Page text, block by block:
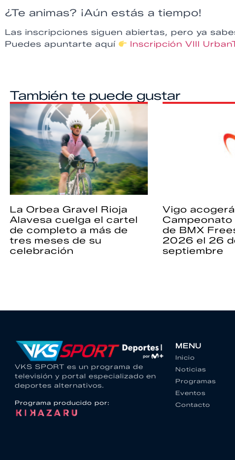
¿Te animas? ¡Aún estás a tiempo!
Las inscripciones siguen abiertas, pero ya
Puedes apuntarte aquí
Inscripción VIII
También te puede gustar
La Orbea Gravel Rioja
Alavesa cuelga el cartel
de completo a más de
tres meses de su
celebración
Vigo
Campeonato
de BMX
2026 el 26
septiembre
VKS SPORT es un programa de
televisión y portal especializado en
deportes alternativos.
Programa producido por:
MENU
Inicio
Noticias
Programas
Eventos
Contacto